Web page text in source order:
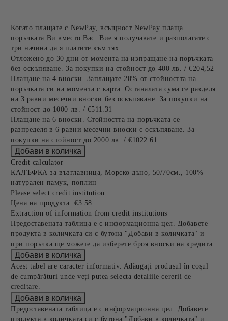
Когато плащате с NewPay, всъщност NewPay плаща
поръчката Ви вместо Вас. Вие я получавате и разполагате с
три начина да я платите към тях:
Отложено до 30 дни от момента на изпращане на поръчката
без оскъпяване. За покупки на стойност до 400 лв. / €204,52
Плащане на 4 вноски. Заплащате 20% от стойността на
поръчката си на момента с карта. Останалата сума се разделя
на 3 равни месечни вноски без оскъпяване. За покупки на
стойност до 1000 лв. / €511.31
Плащане на 6 вноски. Стойността на поръчката се
разпределя в 6 равни месечни вноски с оскъпяване. За
покупки на стойност до 2000 лв. / €1022.61
Credit calculator
КАЛЪФКА за възглавница, Морско дъно, 50/70см., 100%
натурален памук, поплин
Please select credit institution
Цена на продукта: €3.58
Extraction of information from credit institutions
Предоставената таблица е с информационна цел. Добавете
продукта в количката си с бутона "Добави в количката" и
при поръчка ще можете да изберете броя вноски на кредита.
Acest tabel are caracter informativ. Adăugați produsul în coșul
de cumpărături unde veți putea selecta detaliile cererii de
creditare.
Предоставената таблица е с информационна цел. Добавете
продукта в количката си с бутона "Добави в количката" и